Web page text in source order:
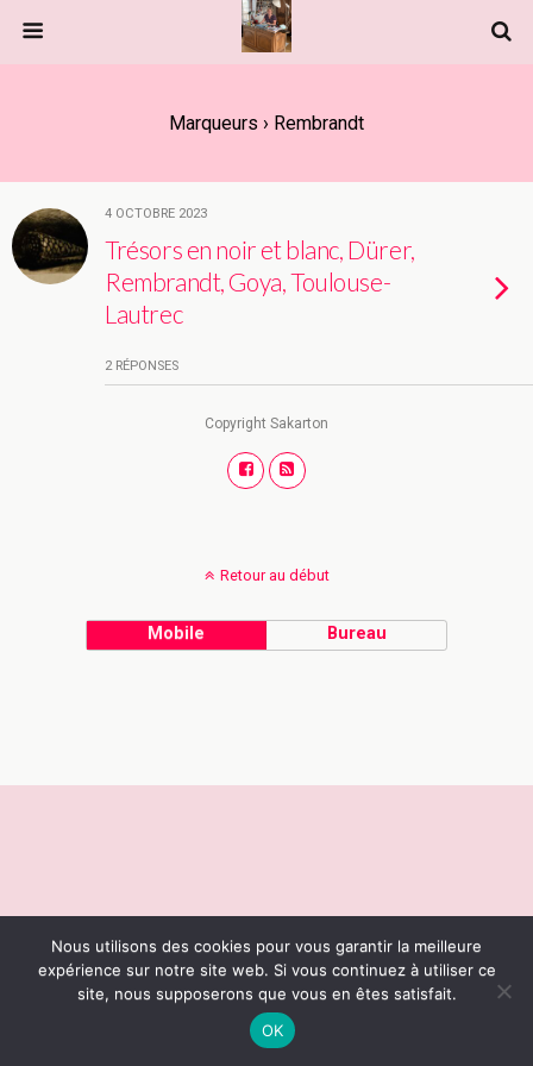
Marqueurs › Rembrandt
4 OCTOBRE 2023
Trésors en noir et blanc, Dürer,
Rembrandt, Goya, Toulouse-
Lautrec
2 RÉPONSES
Copyright Sakarton
Nous utilisons des cookies pour vous garantir la meilleure
expérience sur notre site web. Si vous continuez à utiliser ce
site, nous supposerons que vous en êtes satisfait.
OK
Retour au début
Mobile Bureau